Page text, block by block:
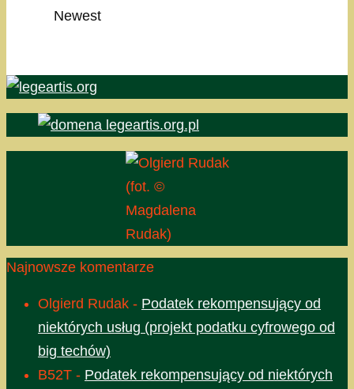
Newest
(fot. ©
Magdalena
Rudak)
Najnowsze komentarze
Olgierd Rudak - Podatek rekompensujący od
niektórych usług (projekt podatku cyfrowego od
big techów)
B52T - Podatek rekompensujący od niektórych